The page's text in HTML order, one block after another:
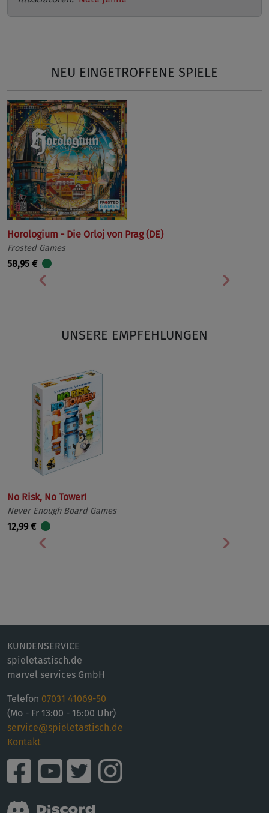
NEU EINGETROFFENE SPIELE
Horologium - Die Orloj von Prag (DE)
Frosted Games
58,95 €
Vorherige
UNSERE EMPFEHLUNGEN
No Risk, No Tower!
Never Enough Board Games
12,99 €
Vorherige
KUNDENSERVICE
spieletastisch.de
marvel services GmbH
Telefon 07031 41069-50
(Mo - Fr 13:00 - 16:00 Uhr)
service@spieletastisch.de
Kontakt